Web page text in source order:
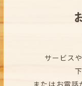
サービス
またはお電話